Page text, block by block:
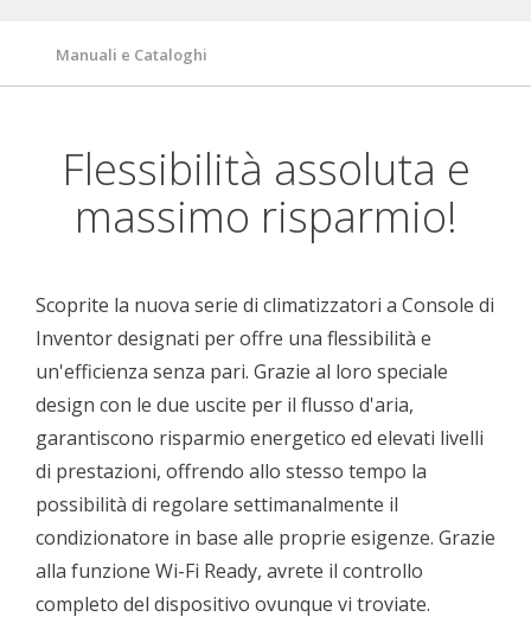
Manuali e Cataloghi
Flessibilità assoluta e
massimo risparmio!
Scoprite la nuova serie di climatizzatori a Console di
Inventor designati per offre una flessibilità e
un'efficienza senza pari. Grazie al loro speciale
design con le due uscite per il flusso d'aria,
garantiscono risparmio energetico ed elevati livelli
di prestazioni, offrendo allo stesso tempo la
possibilità di regolare settimanalmente il
condizionatore in base alle proprie esigenze. Grazie
alla funzione Wi-Fi Ready, avrete il controllo
completo del dispositivo ovunque vi troviate.